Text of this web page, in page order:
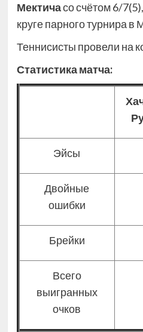
Мектичасо счётом 6/
круге парного турнира в
Теннисисты провели на
Статистика матча:
Эйсы
Двойные
ошибки
Брейки
Всего
выигранных
очков